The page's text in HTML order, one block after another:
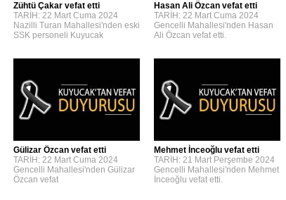
Zühtü Çakar vefat etti
TARİH: 22 Mart Cuma 2024
Nazilli Turan Mahallesi'nden eski
SSK personeli Kuyucak
Hasan Ali Özcan vefat etti
TARİH: 22 Mart Cuma 2024
Gencelli Mahallesi'nden Hasan
Ali Özcan vefat etti.
Gülizar Özcan vefat etti
TARİH: 22 Mart Cuma 2024
Gencelli Mahallesi'nden Gülizar
Özcan vefat
Mehmet İnceoğlu vefat etti
TARİH: 21 Mart Perşembe 2024
Gencelli Mahallesi'nden Mehmet
İnceoğlu vefat etti.